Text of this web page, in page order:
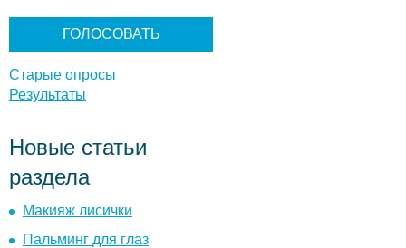
Старые опросы
Результаты
Новые статьи
раздела
Макияж лисички
Пальминг для глаз